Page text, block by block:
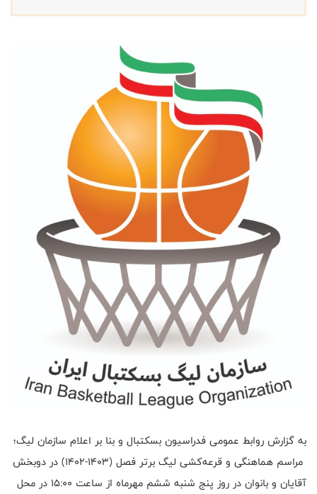
به گزارش روابط عمومی فدراسیون بسکتبال و بنا بر اعلام سازمان لیگ؛
مراسم هماهنگی و قرعه‌کشی لیگ برتر فصل (1403-1402) در دو‌بخش
آقایان و بانوان در روز پنج شنبه ششم مهرماه از ساعت 15:00 در محل